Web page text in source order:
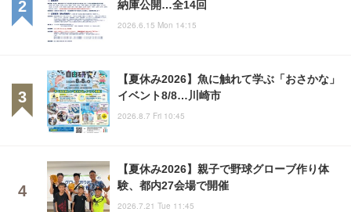
納庫公開…全14回
2026.6.15 Mon 14:15
【夏休み2026】魚に触れて学ぶ「おさかな」
イベント8/8…川崎市
2026.8.7 Fri 10:45
【夏休み2026】親子で野球グローブ作り体
験、都内27会場で開催
2026.7.21 Tue 11:45